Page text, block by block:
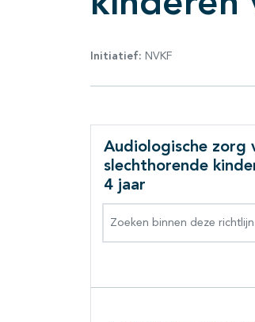
Initiatief: NVKF
Audiologische zorg
slechthorende
4 jaar